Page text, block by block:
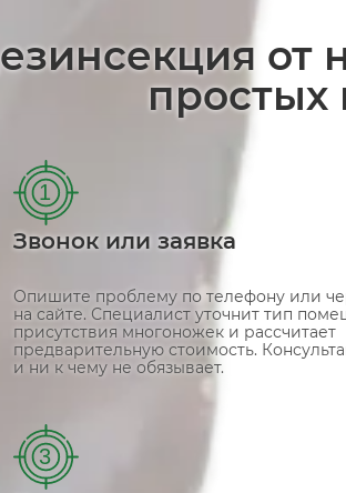
простых
1
Звонок или заявка
Опишите проблему по телефону или
на сайте. Специалист уточнит тип
присутствия многоножек и рассчитает
предварительную стоимость.
и ни к чему не обязывает.
3